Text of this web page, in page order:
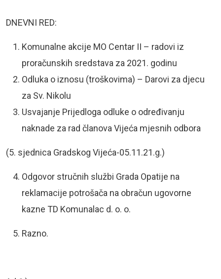
DNEVNI RED:
Komunalne akcije MO Centar II – radovi iz
proračunskih sredstava za 2021. godinu
Odluka o iznosu (troškovima) – Darovi za djecu
za Sv. Nikolu
Usvajanje Prijedloga odluke o određivanju
naknade za rad članova Vijeća mjesnih odbora
(5. sjednica Gradskog Vijeća-05.11.21.g.)
Odgovor stručnih službi Grada Opatije na
reklamacije potrošača na obračun ugovorne
kazne TD Komunalac d. o. o.
Razno.